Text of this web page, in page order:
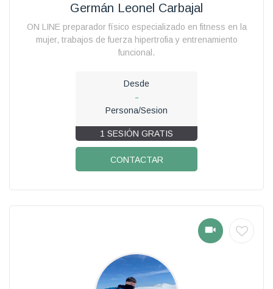
Germán Leonel Carbajal
ON LINE preparador físico especializado en fitness en la
mujer, trabajos de fuerza hipertrofia y entrenamiento
funcional.
Desde
-
Persona/Sesion
1 SESIÓN GRATIS
CONTACTAR